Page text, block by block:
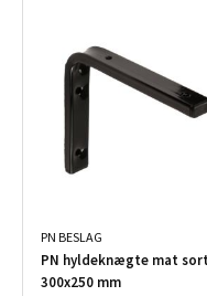
PN BESLAG
PN hyldeknægte mat sort
300x250 mm